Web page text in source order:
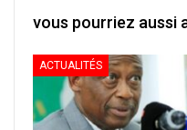
vous pourriez aussi
ACTUALITÉS